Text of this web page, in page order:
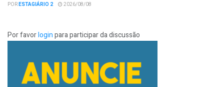
PORESTAGIÁRIO 2 2026/08/08
Por favorloginpara participar da discussão